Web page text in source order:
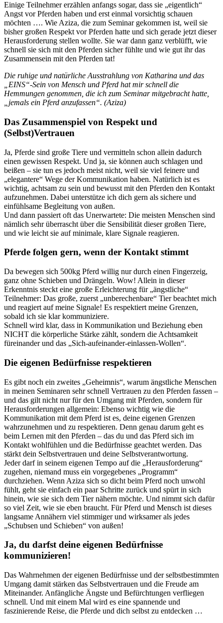
Einige Teilnehmer erzählen anfangs sogar, dass sie „eigentlich“
Angst vor Pferden haben und erst einmal vorsichtig schauen
möchten …. Wie Aziza, die zum Seminar gekommen ist, weil sie
bisher großen Respekt vor Pferden hatte und sich gerade jetzt dieser
Herausforderung stellen wollte. Sie war dann ganz verblüfft, wie
schnell sie sich mit den Pferden sicher fühlte und wie gut ihr das
Zusammensein mit den Pferden tat!
Die ruhige und natürliche Ausstrahlung von Katharina und das
„EINS“-Sein von Mensch und Pferd hat mir schnell die
Hemmungen genommen, die ich zum Seminar mitgebracht hatte,
„jemals ein Pferd anzufassen“. (Aziza)
Das Zusammenspiel von Respekt und
(Selbst)Vertrauen
Ja, Pferde sind große Tiere und vermitteln schon allein dadurch
einen gewissen Respekt. Und ja, sie können auch schlagen und
beißen – sie tun es jedoch meist nicht, weil sie viel feinere und
„elegantere“ Wege der Kommunikation haben. Natürlich ist es
wichtig, achtsam zu sein und bewusst mit den Pferden den Kontakt
aufzunehmen. Dabei unterstütze ich dich gern als sichere und
einfühlsame Begleitung von außen.
Und dann passiert oft das Unerwartete: Die meisten Menschen sind
nämlich sehr überrascht über die Sensibilität dieser großen Tiere,
und wie leicht sie auf minimale, klare Signale reagieren.
Pferde folgen gern, wenn der Kontakt stimmt
Da bewegen sich 500kg Pferd willig nur durch einen Fingerzeig,
ganz ohne Schieben und Drängeln. Wow! Allein in dieser
Erkenntnis steckt eine große Erleichterung für „ängstliche“
Teilnehmer: Das große, zuerst „unberechenbare“ Tier beachtet mich
und reagiert auf meine Signale! Es respektiert meine Grenzen,
sobald ich sie klar kommuniziere.
Schnell wird klar, dass in Kommunikation und Beziehung eben
NICHT die körperliche Stärke zählt, sondern die Achtsamkeit
füreinander und das „Sich-aufeinander-einlassen-Wollen“.
Die eigenen Bedürfnisse respektieren
Es gibt noch ein zweites „Geheimnis“, warum ängstliche Menschen
in meinen Seminaren sehr schnell Vertrauen zu den Pferden fassen –
und das gilt nicht nur für den Umgang mit Pferden, sondern für
Herausforderungen allgemein: Ebenso wichtig wie die
Kommunikation mit dem Pferd ist es, deine eigenen Grenzen
wahrzunehmen und zu respektieren. Denn genau darum geht es
beim Lernen mit den Pferden – das du und das Pferd sich im
Kontakt wohlfühlen und die Bedürfnisse geachtet werden. Das
stärkt dein Selbstvertrauen und deine Selbstverantwortung.
Jeder darf in seinem eigenen Tempo auf die „Herausforderung“
zugehen, niemand muss ein vorgegebenes „Programm“
durchziehen. Wenn Aziza sich so dicht beim Pferd noch unwohl
fühlt, geht sie einfach ein paar Schritte zurück und spürt in sich
hinein, wie sie sich dem Tier nähern möchte. Und nimmt sich dafür
so viel Zeit, wie sie eben braucht. Für Pferd und Mensch ist dieses
langsame Annähern viel stimmiger und wirksamer als jedes
„Schubsen und Schieben“ von außen!
Ja, du darfst deine eigenen Bedürfnisse
kommunizieren!
Das Wahrnehmen der eigenen Bedürfnisse und der selbstbestimmten
Umgang damit stärken das Selbstvertrauen und die Freude am
Miteinander. Anfängliche Ängste und Befürchtungen verfliegen
schnell. Und mit einem Mal wird es eine spannende und
faszinierende Reise, die Pferde und dich selbst zu entdecken …